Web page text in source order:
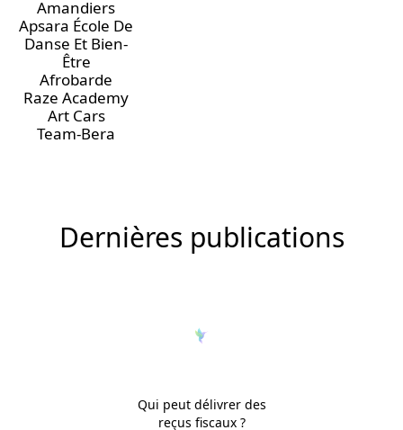
Amandiers
Apsara École De
Danse Et Bien-
Être
Afrobarde
Raze Academy
Art Cars
Team-Bera
Dernières publications
Qui peut délivrer des
reçus fiscaux ?